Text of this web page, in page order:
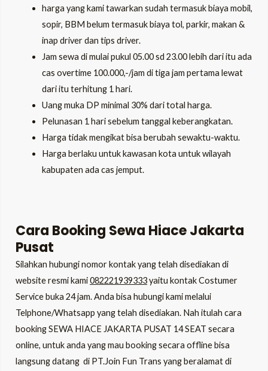
harga yang kami tawarkan sudah termasuk biaya mobil,
sopir, BBM belum termasuk biaya tol, parkir, makan &
inap driver dan tips driver.
Jam sewa di mulai pukul 05.00 sd 23.00 lebih dari itu ada
cas overtime 100.000,-/jam di tiga jam pertama lewat
dari itu terhitung 1 hari.
Uang muka DP minimal 30% dari total harga.
Pelunasan 1 hari sebelum tanggal keberangkatan.
Harga tidak mengikat bisa berubah sewaktu-waktu.
Harga berlaku untuk kawasan kota untuk wilayah
kabupaten ada cas jemput.
Cara Booking Sewa Hiace Jakarta
Pusat
Silahkan hubungi nomor kontak yang telah disediakan di
website resmi kami082221939333yaitu kontak Costumer
Service buka 24 jam. Anda bisa hubungi kami melalui
Telphone/Whatsapp yang telah disediakan. Nah itulah cara
bookingSEWA HIACE JAKARTA PUSAT 14 SEAT secara
online, untuk anda yang mau booking secara offline bisa
langsung datang di PT.Join Fun Trans yang beralamat di